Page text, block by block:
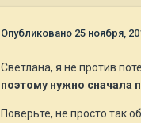
Опубликовано 25 ноября,
Светлана, я не против
поэтому нужно сначала
Поверьте, не просто так